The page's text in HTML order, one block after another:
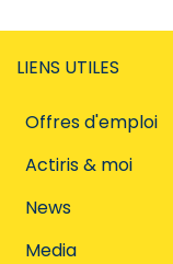
LIENS UTILES
Offres d'emploi
Actiris & moi
News
Media